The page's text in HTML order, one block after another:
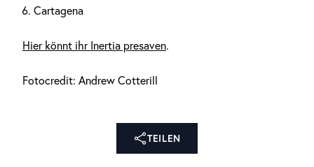
Cartagena
Hier könnt ihr Inertia presaven.
Fotocredit: Andrew Cotterill
TEILEN